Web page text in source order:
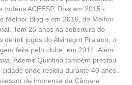
ACEESP. Dois em 2015 -
Melhor Blog e em 2016, de Melhor
Tem 25 anos na cobertura do
de mil jogos do Alvinegro Praiano, o
feita pelo clube, em 2014. Além
Ademir Quintino também prestou
onde residiu durante 40 anos.
de imprensa da Câmara